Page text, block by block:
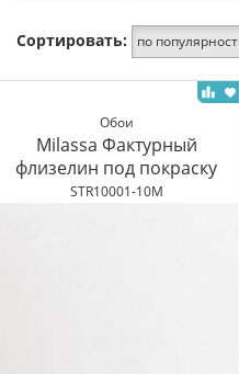
Сортировать: по
Обои
Milassa Фактурный
флизелин под покраску
STR10001-10M